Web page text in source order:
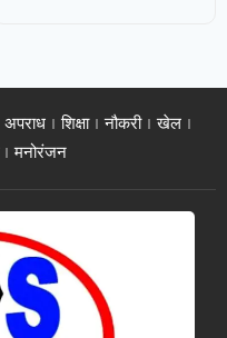
अपराध शिक्षा नौकरी
खेल
मनोरंजन